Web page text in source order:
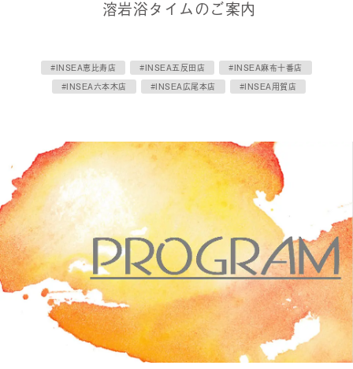
溶岩浴タイムのご案内
#INSEA恵比寿店 #INSEA五反田店
#INSEA麻布十番店
#INSEA六本木店
#INSEA広尾本店 #INSEA用賀店